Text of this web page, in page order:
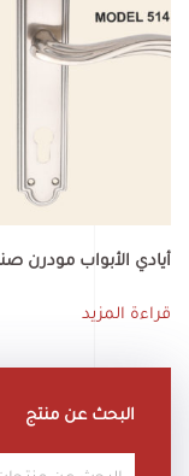
أيادي الأبواب مودرن
قراءة المزيد
البحث عن منتج
البحث